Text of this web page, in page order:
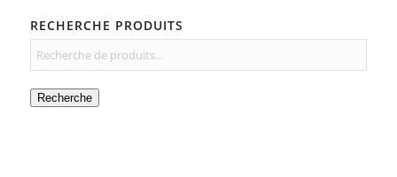
RECHERCHE PRODUITS
Recherche